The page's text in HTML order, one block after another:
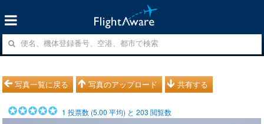
写真一覧に戻る 写真のアップロード 共有する
1 投票数 (5.00 平均) と203 閲覧数